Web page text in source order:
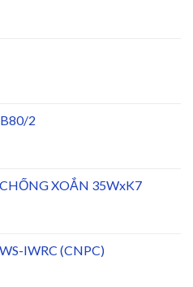
2
XOẮN 35WxK7
IWRC (CNPC)